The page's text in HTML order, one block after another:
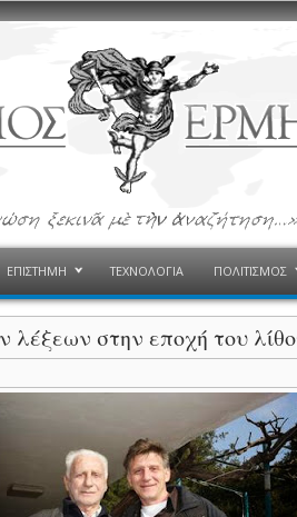
ΕΠΙΣΤΗΜΗ ΤΕΧΝΟΛΟΓΙΑ ΠΟΛΙΤΙΣΜΟΣ
στην εποχή του